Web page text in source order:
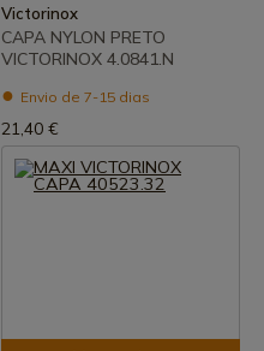
Victorinox
CAPA NYLON PRETO
VICTORINOX 4.0841.N
Envio de 7-15 dias
21,40 €